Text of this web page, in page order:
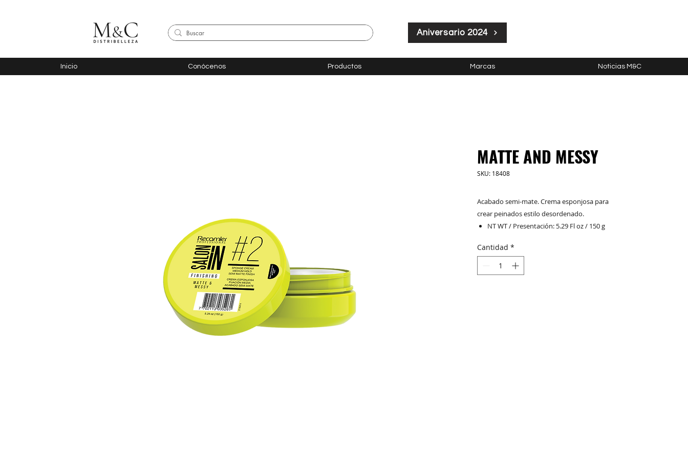
Aniversario 2024
Inicio Conócenos Productos Marcas Noticias M&C
MATTE AND MESSY
SKU: 18408
Acabado semi-mate. Crema esponjosa para
crear peinados estilo desordenado.
NT WT / Presentación: 5.29 Fl oz / 150 g
Cantidad *